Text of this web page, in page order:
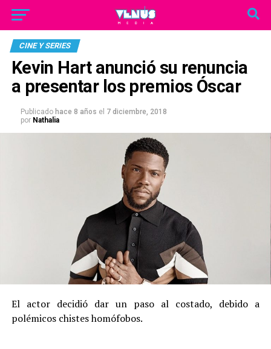
CINE Y SERIES
Kevin Hart anunció su renuncia
a presentar los premios Óscar
Publicado hace 8 años el 7 diciembre, 2018
por Nathalia
El actor decidió dar un paso al costado, debido a
polémicos chistes homófobos.